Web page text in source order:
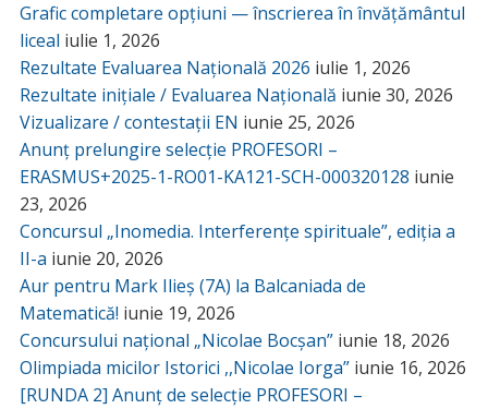
Grafic completare opțiuni — înscrierea în învățământul
liceal iulie 1, 2026
Rezultate Evaluarea Națională 2026 iulie 1, 2026
Rezultate inițiale / Evaluarea Națională iunie 30, 2026
Vizualizare / contestații EN iunie 25, 2026
Anunț prelungire selecție PROFESORI –
ERASMUS+2025-1-RO01-KA121-SCH-000320128 iunie
23, 2026
Concursul „Inomedia. Interferențe spirituale”, ediția a
II-a iunie 20, 2026
Aur pentru Mark Ilieș (7A) la Balcaniada de
Matematică! iunie 19, 2026
Concursului național „Nicolae Bocșan” iunie 18, 2026
Olimpiada micilor Istorici ,,Nicolae Iorga” iunie 16, 2026
[RUNDA 2] Anunț de selecție PROFESORI –